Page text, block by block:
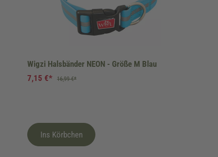
Wigzi Halsbänder NEON - Größe M Blau
7,15 €*
16,99 €*
Ins Körbchen